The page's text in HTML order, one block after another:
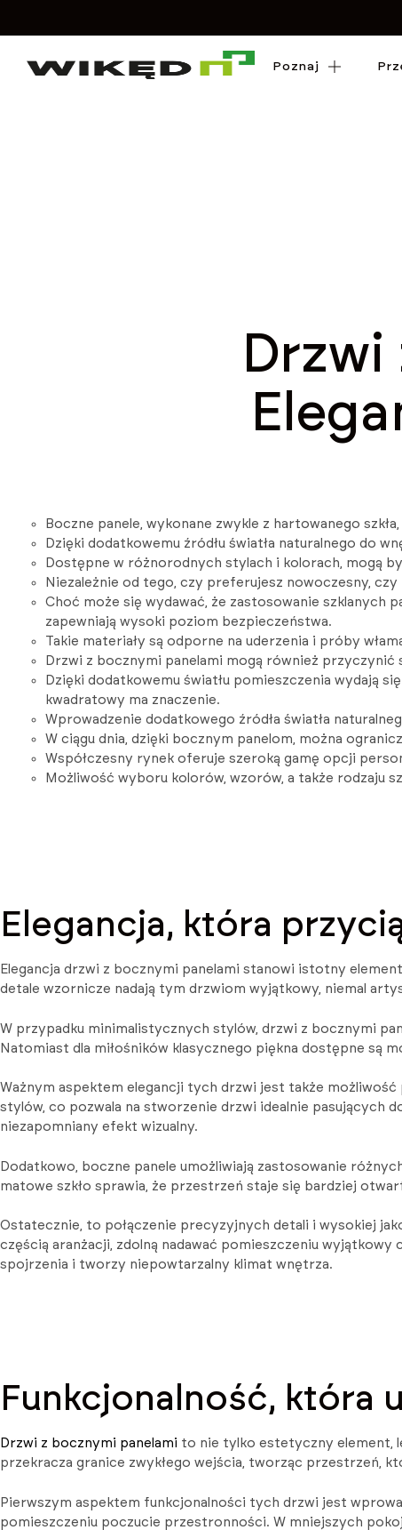
Poznaj
Poznaj
Boczne panele, wykonane zwykle z hartowanego
Dzięki dodatkowemu źródłu światła naturalnego do
Dostępne w różnorodnych stylach i kolorach, mogą
Niezależnie od tego, czy preferujesz nowoczesny,
Choć może się wydawać, że zastosowanie szklanych
zapewniają wysoki poziom bezpieczeństwa.
Takie materiały są odporne na uderzenia i próby
Drzwi z bocznymi panelami mogą również
Dzięki dodatkowemu światłu pomieszczenia wydają
kwadratowy ma znaczenie.
Wprowadzenie dodatkowego źródła światła
W ciągu dnia, dzięki bocznym panelom, można
Współczesny rynek oferuje szeroką gamę opcji
Możliwość wyboru kolorów, wzorów, a także rodzaju
Elegancja, która
Elegancja drzwi z bocznymi panelami stanowi istotny
detale wzornicze nadają tym drzwiom wyjątkowy, niemal
W przypadku minimalistycznych stylów, drzwi z bocznymi
Natomiast dla miłośników klasycznego piękna dostępne są
Ważnym aspektem elegancji tych drzwi jest także
stylów, co pozwala na stworzenie drzwi idealnie pasujących
niezapomniany efekt wizualny.
Dodatkowo, boczne panele umożliwiają zastosowanie
matowe szkło sprawia, że przestrzeń staje się bardziej
Ostatecznie, to połączenie precyzyjnych detali i wysokiej
częścią aranżacji, zdolną nadawać pomieszczeniu
spojrzenia i tworzy niepowtarzalny klimat wnętrza.
Funkcjonalność, która
Drzwi z bocznymi panelami to nie tylko estetyczny element,
przekracza granice zwykłego wejścia, tworząc przestrzeń,
Pierwszym aspektem funkcjonalności tych drzwi jest
pomieszczeniu poczucie przestronności. W mniejszych